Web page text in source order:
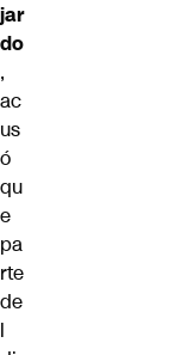
jar
do
,
ac
us
ó
qu
e
pa
rte
de
l